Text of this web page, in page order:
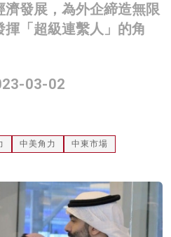
發展，為外企締造無限
「超級連繫人」的角
03-02
中美角力
中東市場